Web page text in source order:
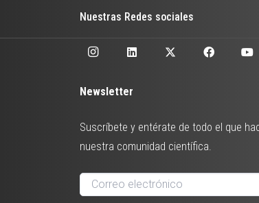
Nuestras Redes sociales
Newsletter
Suscríbete y entérate de todo el que
nuestra comunidad científica.